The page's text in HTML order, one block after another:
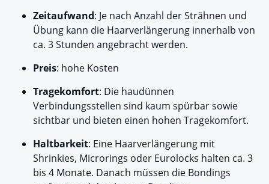
Zeitaufwand: Je nach Anzahl der Strähnen und
Übung kann die Haarverlängerung innerhalb von
ca. 3 Stunden angebracht werden.
Preis: hohe Kosten
Tragekomfort: Die haudünnen
Verbindungsstellen sind kaum spürbar sowie
sichtbar und bieten einen hohen Tragekomfort.
Haltbarkeit: Eine Haarverlängerung mit
Shrinkies, Microrings oder Eurolocks halten ca. 3
bis 4 Monate. Danach müssen die Bondings